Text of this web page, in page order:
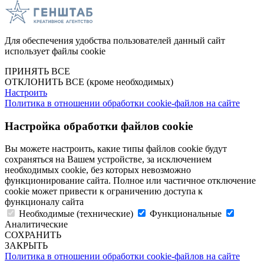
Для обеспечения удобства пользователей данный сайт
использует файлы cookie
ПРИНЯТЬ ВСЕ
ОТКЛОНИТЬ ВСЕ (кроме необходимых)
Настроить
Политика в отношении обработки cookie-файлов на сайте
Настройка обработки файлов cookie
Вы можете настроить, какие типы файлов cookie будут
сохраняться на Вашем устройстве, за исключением
необходимых cookie, без которых невозможно
функционирование сайта. Полное или частичное отключение
cookie может привести к ограничению доступа к
функционалу сайта
Необходимые (технические)
Функциональные
Аналитические
СОХРАНИТЬ
ЗАКРЫТЬ
Политика в отношении обработки cookie-файлов на сайте